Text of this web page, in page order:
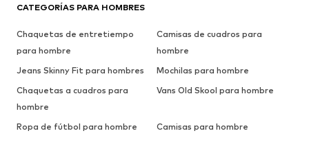
CATEGORÍAS PARA HOMBRES
Chaquetas de entretiempo
para hombre
Camisas de cuadros para
hombre
Jeans Skinny Fit para hombres
Mochilas para hombre
Chaquetas a cuadros para
hombre
Vans Old Skool para hombre
Ropa de fútbol para hombre
Camisas para hombre